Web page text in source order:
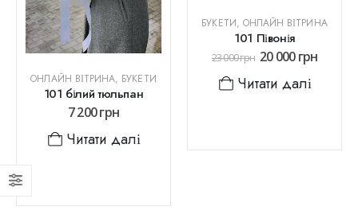
ОНЛАЙН ВІТРИНА, БУКЕТИ
101 білий тюльпан
7 200грн
Читати далі
БУКЕТИ, ОНЛАЙН ВІТРИНА
101 Півонія
23 000грн 20 000грн
Читати далі